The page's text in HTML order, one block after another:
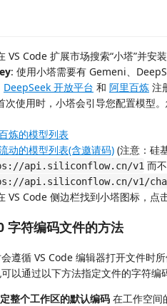
VS Code 扩展市场搜索“小塔”并安装
: 使用小塔需要有 Gemeni、
DeepSeek 开放平台 和 阿里百炼 注
次使用时，小塔会引导您配置模型
炼的模型列表
动的模型列表(含邀请码) (注意：硅
api.siliconflow.cn/v1 而
api.siliconflow.cn/v1/
VS Code 侧边栏找到小塔图标，点
字符编码文件的方法
遵循 VS Code 编辑器打开文件时
以通过以下方法指定文件的字符编
整个工作区的默认编码 在工作空间